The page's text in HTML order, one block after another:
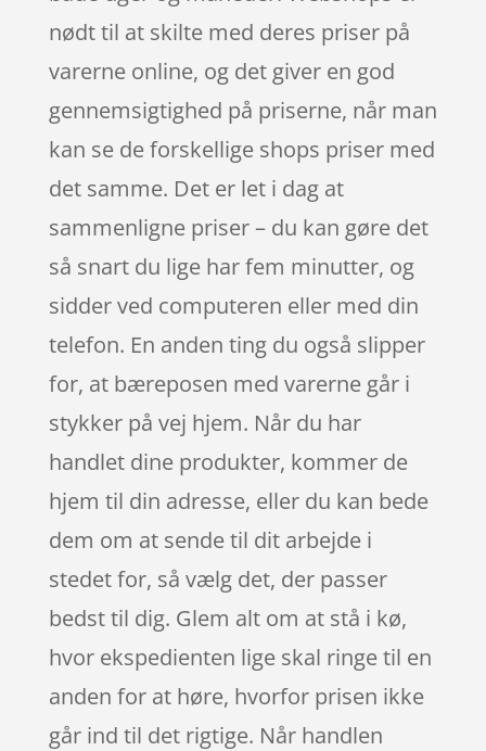
nødt til at skilte med deres priser på
varerne online, og det giver en god
gennemsigtighed på priserne, når man
kan se de forskellige shops priser med
det samme. Det er let i dag at
sammenligne priser – du kan gøre det
så snart du lige har fem minutter, og
sidder ved computeren eller med din
telefon. En anden ting du også slipper
for, at bæreposen med varerne går i
stykker på vej hjem. Når du har
handlet dine produkter, kommer de
hjem til din adresse, eller du kan bede
dem om at sende til dit arbejde i
stedet for, så vælg det, der passer
bedst til dig. Glem alt om at stå i kø,
hvor ekspedienten lige skal ringe til en
anden for at høre, hvorfor prisen ikke
går ind til det rigtige. Når handlen